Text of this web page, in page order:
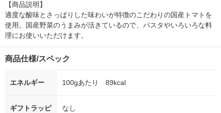
【商品説明】
適度な酸味とさっぱりした味わいが特徴のこだわりの国産トマトを
使用。国産野菜のうまみが活きているので、パスタやいろいろな料
理にお使いいただけます。
商品仕様/スペック
エネルギー 100gあたり 89kcal
ギフトラッピ
なし